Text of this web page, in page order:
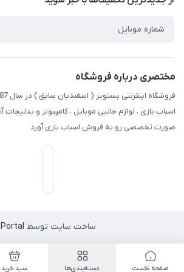
راهنما
مختصری درباره فروشگاه
صورت تخصصی رو به فروش اسباب بازی آورد
ساخت سایت توسط Portal
صفحه نخست دسته‌بندی‌ها سبد خرید